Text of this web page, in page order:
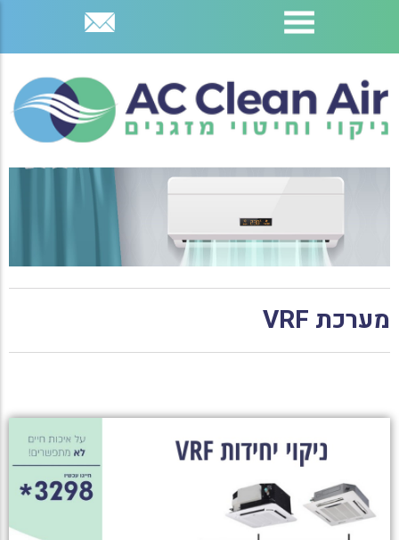
מערכת VRF